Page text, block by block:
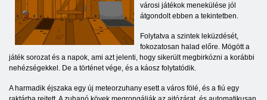
városi játékok menekülése jól
átgondolt ebben a tekintetben.
Folytatva a szintek leküzdését,
fokozatosan halad előre. Mögött a
játék sorozat és a napok, ami azt jelenti, hogy sikerült megbirkózni a korábbi
nehézségekkel. De a történet vége, és a káosz folytatódik.
A harmadik éjszaka egy új meteorzuhany esett a város fölé, és a fiú egy